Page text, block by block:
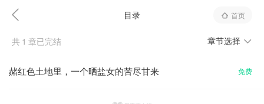
首页
目录
共 1 章已完结 章节选择
赭红色土地里，一个晒盐女的苦尽甘来 免费